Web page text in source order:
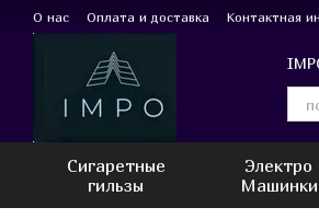
Перейти к основному контенту
О нас Оплата и доставка Контактная
Сигаретные
гильзы
Электро
Машинки